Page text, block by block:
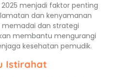
menjadi faktor penting
dan kenyamanan
memadai dan strategi
membantu mengurangi
kesehatan pemudik.
Istirahat